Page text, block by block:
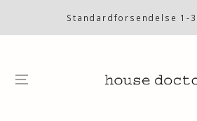
Standardforsendelse 1-3